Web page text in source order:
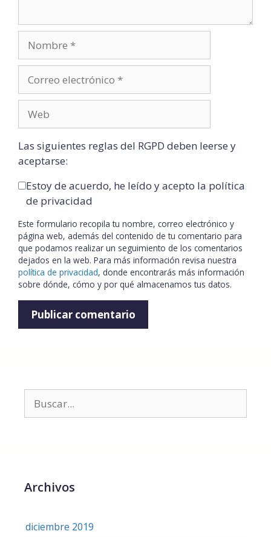
Las siguientes reglas del RGPD deben leerse y
aceptarse:
Estoy de acuerdo, he leído y acepto la política
de privacidad
Este formulario recopila tu nombre, correo electrónico y
página web, además del contenido de tu comentario para
que podamos realizar un seguimiento de los comentarios
dejados en la web. Para más información revisa nuestra
política de privacidad, donde encontrarás más información
sobre dónde, cómo y por qué almacenamos tus datos.
Archivos
diciembre 2019